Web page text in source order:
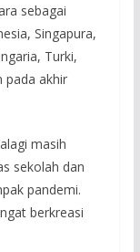
sebagai
Singapura,
Turki,
pada akhir
masih
sekolah dan
pandemi.
berkreasi